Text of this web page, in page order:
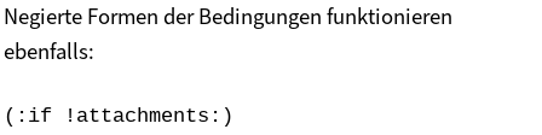
Negierte Formen der Bedingungen funktionieren
ebenfalls:
(:if !attachments:)